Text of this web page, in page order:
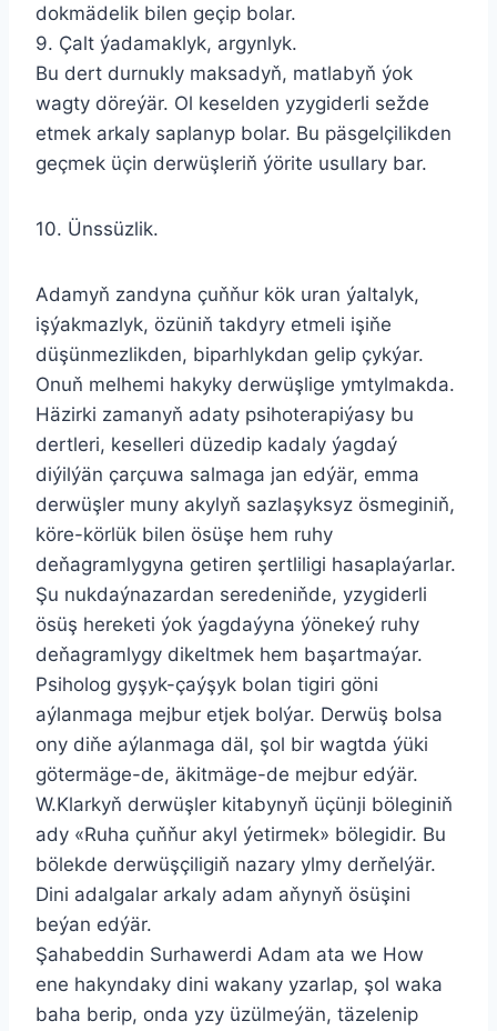
dokmädelik bilen geçip bolar.
9. Çalt ýadamaklyk, argynlyk.
Bu dert durnukly maksadyň, matlabyň ýok
wagty döreýär. Ol keselden yzygiderli sežde
etmek arkaly saplanyp bolar. Bu päsgelçilikden
geçmek üçin derwüşleriň ýörite usullary bar.
10. Ünssüzlik.
Adamyň zandyna çuňňur kök uran ýaltalyk,
işýakmazlyk, özüniň takdyry etmeli işiňe
düşünmezlikden, biparhlykdan gelip çykýar.
Onuň melhemi hakyky derwüşlige ymtylmakda.
Häzirki zamanyň adaty psihoterapiýasy bu
dertleri, keselleri düzedip kadaly ýagdaý
diýilýän çarçuwa salmaga jan edýär, emma
derwüşler muny akylyň sazlaşyksyz ösmeginiň,
köre-körlük bilen ösüşe hem ruhy
deňagramlygyna getiren şertliligi hasaplaýarlar.
Şu nukdaýnazardan seredeniňde, yzygiderli
ösüş hereketi ýok ýagdaýyna ýönekeý ruhy
deňagramlygy dikeltmek hem başartmaýar.
Psiholog gyşyk-çaýşyk bolan tigiri göni
aýlanmaga mejbur etjek bolýar. Derwüş bolsa
ony diňe aýlanmaga däl, şol bir wagtda ýüki
götermäge-de, äkitmäge-de mejbur edýär.
W.Klarkyň derwüşler kitabynyň üçünji böleginiň
ady «Ruha çuňňur akyl ýetirmek» bölegidir. Bu
bölekde derwüşçiligiň nazary ylmy derňelýär.
Dini adalgalar arkaly adam aňynyň ösüşini
beýan edýär.
Şahabeddin Surhawerdi Adam ata we How
ene hakyndaky dini wakany yzarlap, şol waka
baha berip, onda yzy üzülmeýän, täzelenip